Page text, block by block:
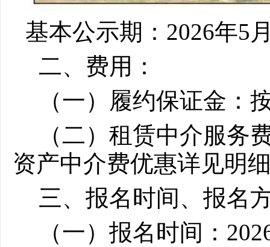
基本公示期： 2026年5
二、费用：
（一）履约保证金：
（二）租赁中介服务
资产中介费优惠详见明
三、报名时间、报名
（一）报名时间：